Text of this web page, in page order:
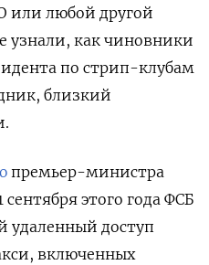
или любой другой
узнали, как чиновники
по стрип-клубам
близкий
премьер-министра
сентября этого года ФСБ
удаленный доступ
включенных